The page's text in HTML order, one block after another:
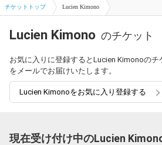
チケットトップ Lucien Kimono
Lucien Kimono のチケット
お気に入りに登録するとLucien Kimonoの
をメールでお届けいたします。
Lucien Kimonoをお気に入り登録する
現在受け付け中のLucien